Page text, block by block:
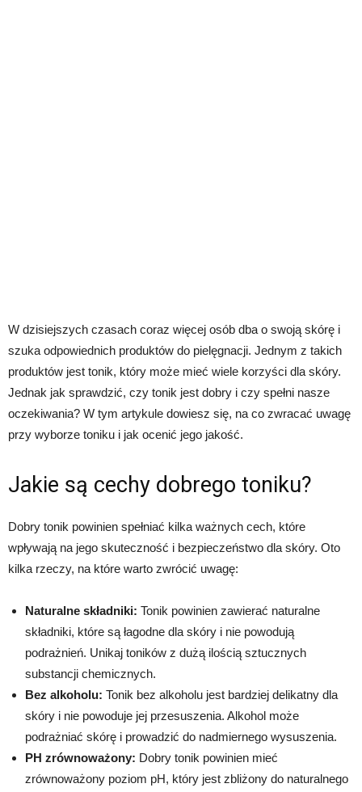
W dzisiejszych czasach coraz więcej osób dba o swoją skórę i
szuka odpowiednich produktów do pielęgnacji. Jednym z takich
produktów jest tonik, który może mieć wiele korzyści dla skóry.
Jednak jak sprawdzić, czy tonik jest dobry i czy spełni nasze
oczekiwania? W tym artykule dowiesz się, na co zwracać uwagę
przy wyborze toniku i jak ocenić jego jakość.
Jakie są cechy dobrego toniku?
Dobry tonik powinien spełniać kilka ważnych cech, które
wpływają na jego skuteczność i bezpieczeństwo dla skóry. Oto
kilka rzeczy, na które warto zwrócić uwagę:
Naturalne składniki: Tonik powinien zawierać naturalne
składniki, które są łagodne dla skóry i nie powodują
podrażnień. Unikaj toników z dużą ilością sztucznych
substancji chemicznych.
Bez alkoholu: Tonik bez alkoholu jest bardziej delikatny dla
skóry i nie powoduje jej przesuszenia. Alkohol może
podrażniać skórę i prowadzić do nadmiernego wysuszenia.
PH zrównoważony: Dobry tonik powinien mieć
zrównoważony poziom pH, który jest zbliżony do naturalnego